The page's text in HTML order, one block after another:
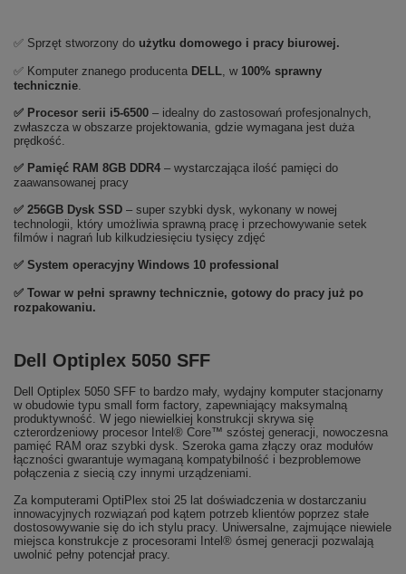
✅ Sprzęt stworzony do użytku domowego i pracy biurowej.
✅ Komputer znanego producenta DELL, w 100% sprawny
technicznie.
✅ Procesor serii i5-6500 – idealny do zastosowań profesjonalnych,
zwłaszcza w obszarze projektowania, gdzie wymagana jest duża
prędkość.
✅ Pamięć RAM 8GB DDR4 – wystarczająca ilość pamięci do
zaawansowanej pracy
✅ 256GB Dysk SSD – super szybki dysk, wykonany w nowej
technologii, który umożliwia sprawną pracę i przechowywanie setek
filmów i nagrań lub kilkudziesięciu tysięcy zdjęć
✅ System operacyjny Windows 10 professional
✅ Towar w pełni sprawny technicznie, gotowy do pracy już po
rozpakowaniu.
Dell Optiplex 5050 SFF
Dell Optiplex 5050 SFF to bardzo mały, wydajny komputer stacjonarny
w obudowie typu small form factory, zapewniający maksymalną
produktywność. W jego niewielkiej konstrukcji skrywa się
czterordzeniowy procesor Intel® Core™ szóstej generacji, nowoczesna
pamięć RAM oraz szybki dysk. Szeroka gama złączy oraz modułów
łączności gwarantuje wymaganą kompatybilność i bezproblemowe
połączenia z siecią czy innymi urządzeniami.
Za komputerami OptiPlex stoi 25 lat doświadczenia w dostarczaniu
innowacyjnych rozwiązań pod kątem potrzeb klientów poprzez stałe
dostosowywanie się do ich stylu pracy. Uniwersalne, zajmujące niewiele
miejsca konstrukcje z procesorami Intel® ósmej generacji pozwalają
uwolnić pełny potencjał pracy.